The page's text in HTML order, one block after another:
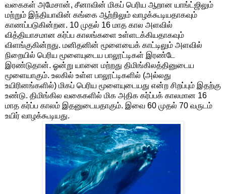
வகைகள் அமேசான், சீனாவின் மிகப் பெரிய ஆறான யாங்ட்ஜிலும்
மற்றும் இந்தியாவின் கங்கை ஆற்றிலும் வாழக்கூடியதாகவும்
காணப்படுகின்றன. 10 முதல் 16 மாத கால அளவில்
வித்தியாசமான கர்ப்ப காலங்களை உள்ளடக்கியதாகவும்
விளங்குகின்றது. மனிதனின் மூளையைக் காட்டிலும் அளவில்
நிறையில் பெரிய மூளையுடைய பாலூட்டிகள் இரண்டே
இரண்டுதான். ஓன்று யானை மற்றது திமிங்கிலத்தினுடைய
மூளையாகும். உலகில் உள்ள பாலூட்டிகளில் (அல்லது
உயிரினங்களில்) மிகப் பெரிய மூளையுடையது என்ற சிறப்பும் இதற்கு
உண்டு. திமிங்கில வகைகளில் மிக அதிக கர்ப்பக் காலமான 16
மாத கர்ப்ப காலம் இதனுடையதாகும். இவை 60 முதல் 70 வருடம்
உயிர் வாழக்கூடியது.